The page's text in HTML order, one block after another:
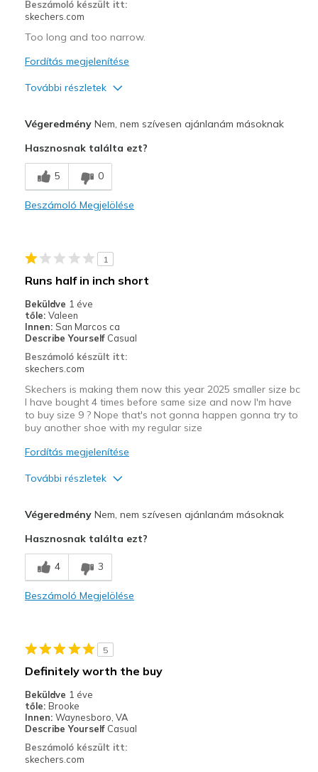
Beszámoló készült itt:
skechers.com
Too long and too narrow.
Fordítás megjelenítése
További részletek
Legjobb használat
Casual Wear
View On Shoes
Shoes are for Wearing
VégeredményNem, nem szívesen ajánlanám másoknak
Hasznosnak találta ezt?
5 0
Beszámoló Megjelölése
1
Runs half in inch short
Beküldve 1 éve
tőle: Valeen
Innen: San Marcos ca
Describe Yourself Casual
Beszámoló készült itt:
skechers.com
Skechers is making them now this year 2025 smaller size bc
I have bought 4 times before same size and now I'm have
to buy size 9 ? Nope that's not gonna happen gonna try to
buy another shoe with my regular size
Fordítás megjelenítése
További részletek
Kontra
Poor Quality
Wear Out Quickly
Casual Wear
Sizing
View On Shoes
I'm Into Shoes
VégeredményNem, nem szívesen ajánlanám másoknak
Hasznosnak találta ezt?
4 3
Beszámoló Megjelölése
5
Definitely worth the buy
Beküldve 1 éve
tőle: Brooke
Innen: Waynesboro, VA
Describe Yourself Casual
Beszámoló készült itt:
skechers.com